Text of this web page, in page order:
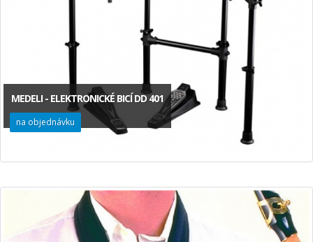
MEDELI - ELEKTRONICKÉ BICÍ DD 401
na objednávku